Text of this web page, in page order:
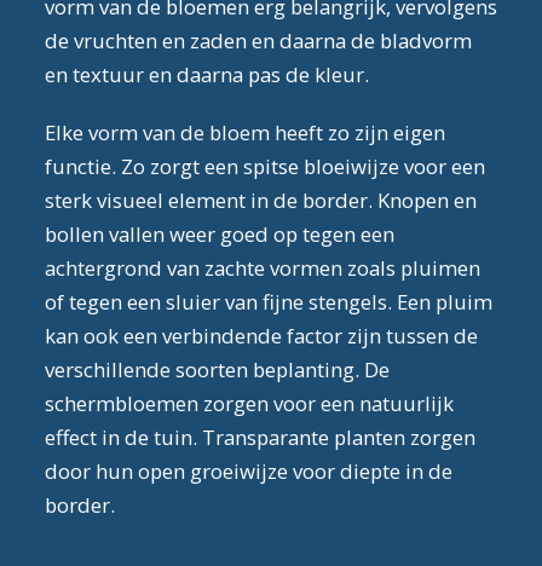
vorm van de bloemen erg belangrijk, vervolgens
de vruchten en zaden en daarna de bladvorm
en textuur en daarna pas de kleur.
Elke vorm van de bloem heeft zo zijn eigen
functie. Zo zorgt een spitse bloeiwijze voor een
sterk visueel element in de border. Knopen en
bollen vallen weer goed op tegen een
achtergrond van zachte vormen zoals pluimen
of tegen een sluier van fijne stengels. Een pluim
kan ook een verbindende factor zijn tussen de
verschillende soorten beplanting. De
schermbloemen zorgen voor een natuurlijk
effect in de tuin. Transparante planten zorgen
door hun open groeiwijze voor diepte in de
border.